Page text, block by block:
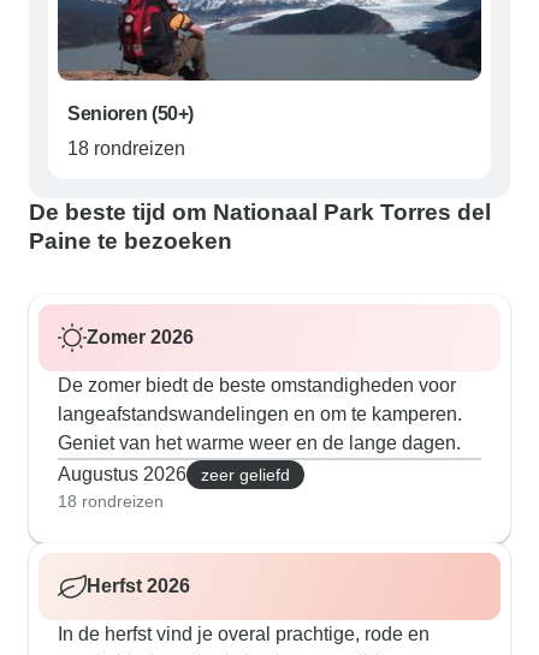
Senioren (50+)
18 rondreizen
De beste tijd om Nationaal Park Torres del
Paine te bezoeken
Zomer 2026
De zomer biedt de beste omstandigheden voor
langeafstandswandelingen en om te kamperen.
Geniet van het warme weer en de lange dagen.
Augustus 2026
zeer geliefd
18 rondreizen
Herfst 2026
In de herfst vind je overal prachtige, rode en